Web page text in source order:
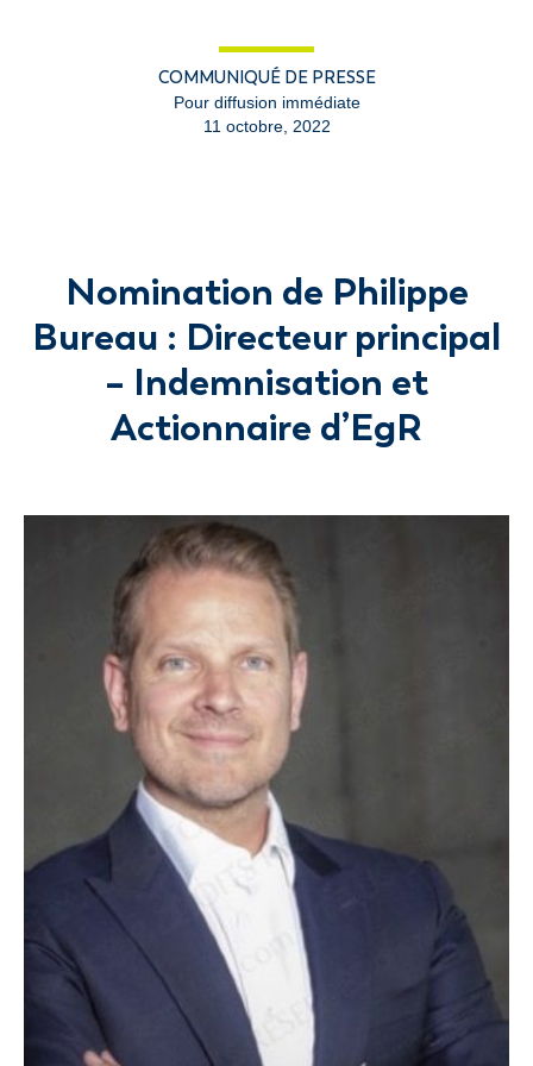
COMMUNIQUÉ DE PRESSE
Pour diffusion immédiate
11 octobre, 2022
Nomination de Philippe
Bureau : Directeur principal
– Indemnisation et
Actionnaire d’EgR